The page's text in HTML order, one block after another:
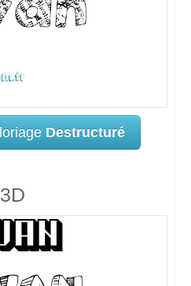
Destructuré